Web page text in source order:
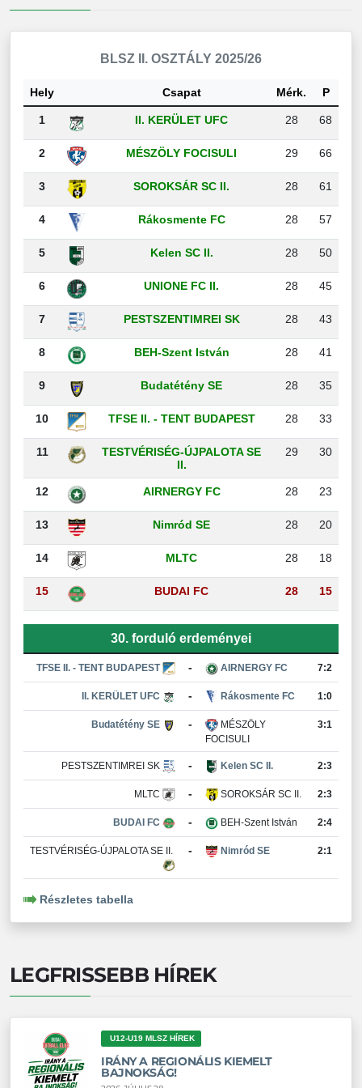
BLSZ II. OSZTÁLY 2025/26
Hely Csapat Mérk. P
1 II. KERÜLET UFC 28 68
2 MÉSZÖLY FOCISULI 29 66
3 SOROKSÁR SC II. 28 61
4 Rákosmente FC 28 57
5 Kelen SC II. 28 50
6 UNIONE FC II. 28 45
7 PESTSZENTIMREI SK 28 43
8 BEH-Szent István 28 41
9 Budatétény SE 28 35
10 TFSE II. - TENT BUDAPEST 28 33
11
TESTVÉRISÉG-ÚJPALOTA SE
II.
29 30
12 AIRNERGY FC 28 23
13 Nimród SE 28 20
14 MLTC 28 18
15 BUDAI FC 28 15
30. forduló erdeményei
TFSE II. - TENT BUDAPEST - AIRNERGY FC 7:2
II. KERÜLET UFC - Rákosmente FC 1:0
Budatétény SE -
MÉSZÖLY
FOCISULI
3:1
PESTSZENTIMREI SK - Kelen SC II. 2:3
MLTC - SOROKSÁR SC II. 2:3
BUDAI FC - BEH-Szent István 2:4
TESTVÉRISÉG-ÚJPALOTA SE II. - Nimród SE 2:1
Részletes tabella
LEGFRISSEBB HÍREK
U12-U19 MLSZ HÍREK
IRÁNY A REGIONÁLIS KIEMELT
BAJNOKSÁG!